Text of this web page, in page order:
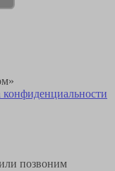
позвоним